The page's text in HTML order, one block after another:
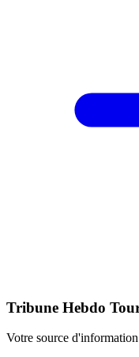
Tribune Hebdo
Votre source